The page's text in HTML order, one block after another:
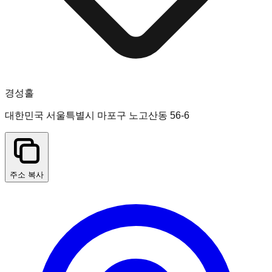
경성홀
대한민국 서울특별시 마포구 노고산동 56-6
주소 복사